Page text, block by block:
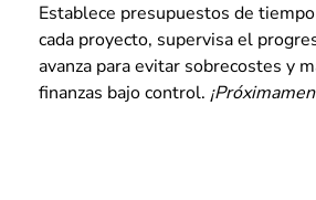
Establece presupuestos de
cada proyecto, supervisa el
avanza para evitar sobrecostes y
finanzas bajo control.